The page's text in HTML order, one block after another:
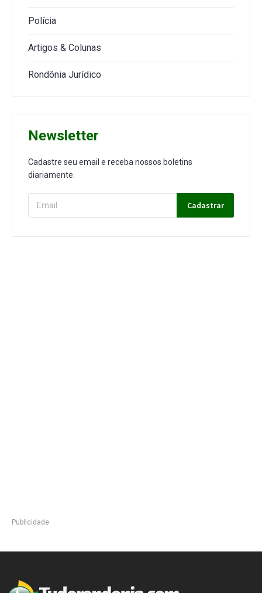
Polícia
Artigos & Colunas
Rondônia Jurídico
Newsletter
Cadastre seu email e receba nossos boletins
diariamente.
Cadastrar
Publicidade